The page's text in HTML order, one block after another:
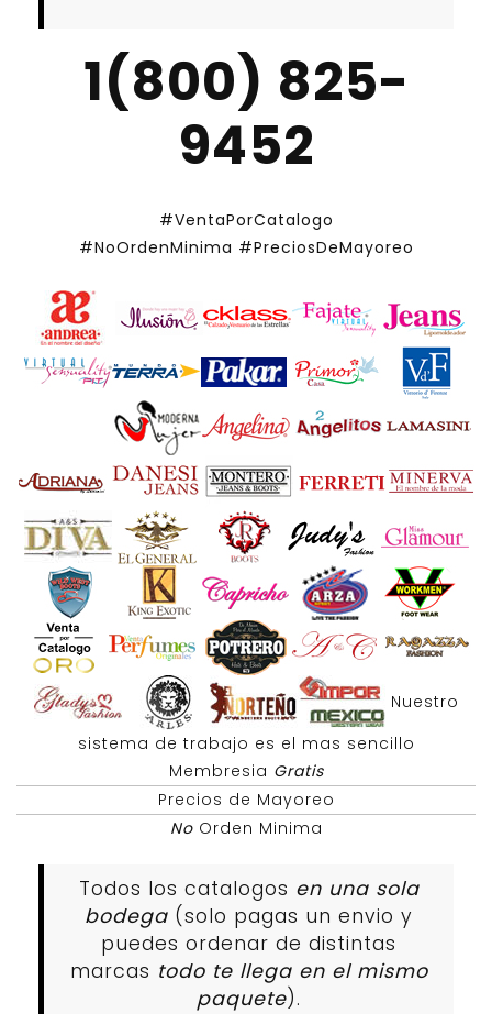
1(800) 825-
9452
#VentaPorCatalogo
#NoOrdenMinima #PreciosDeMayoreo
Nuestro
sistema de trabajo es el mas sencillo
Membresia Gratis
Precios de Mayoreo
NoOrden Minima
Todos los catalogos en una sola
bodega (solo pagas un envio y
puedes ordenar de distintas
marcas todo te llega en el mismo
paquete).